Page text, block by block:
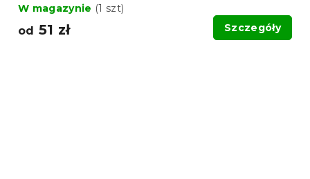
W magazynie (1 szt)
od 51 zł Szczegóły